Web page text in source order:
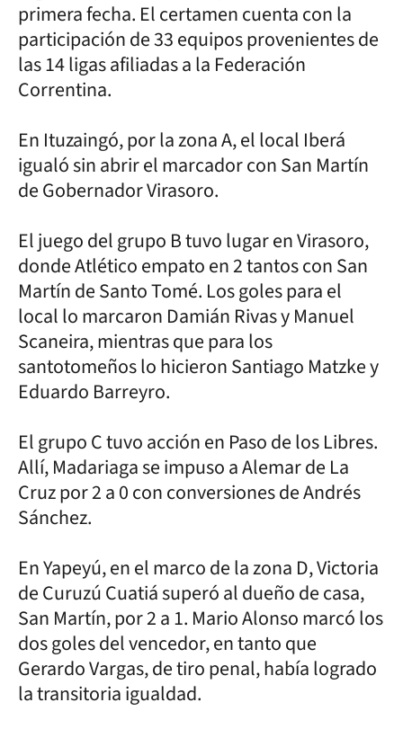
primera fecha. El certamen cuenta con la
participación de 33 equipos provenientes de
las 14 ligas afiliadas a la Federación
Correntina.
En Ituzaingó, por la zona A, el local Iberá
igualó sin abrir el marcador con San Martín
de Gobernador Virasoro.
El juego del grupo B tuvo lugar en Virasoro,
donde Atlético empato en 2 tantos con San
Martín de Santo Tomé. Los goles para el
local lo marcaron Damián Rivas y Manuel
Scaneira, mientras que para los
santotomeños lo hicieron Santiago Matzke y
Eduardo Barreyro.
El grupo C tuvo acción en Paso de los Libres.
Allí, Madariaga se impuso a Alemar de La
Cruz por 2 a 0 con conversiones de Andrés
Sánchez.
En Yapeyú, en el marco de la zona D, Victoria
de Curuzú Cuatiá superó al dueño de casa,
San Martín, por 2 a 1. Mario Alonso marcó los
dos goles del vencedor, en tanto que
Gerardo Vargas, de tiro penal, había logrado
la transitoria igualdad.